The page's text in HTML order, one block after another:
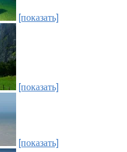
[показать]
[показать]
[показать]